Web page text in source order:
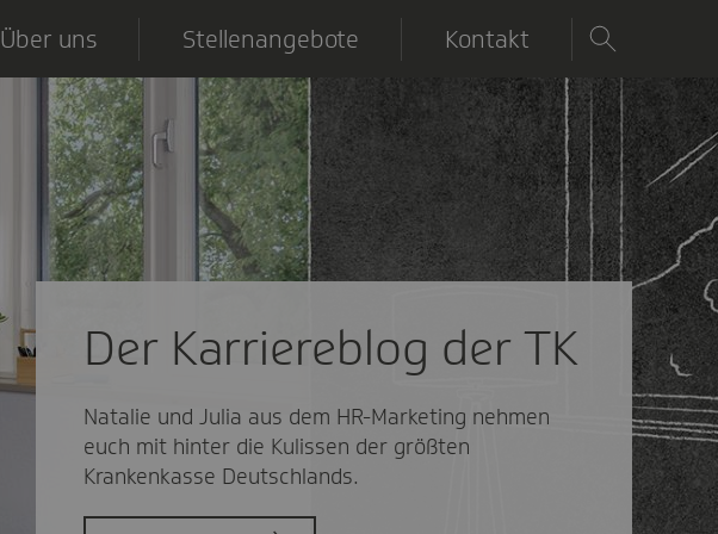
Über uns Stellenangebote Kontakt
Der Karriereblog der TK
Natalie und Julia aus dem HR-Marketing nehmen
euch mit hinter die Kulissen der größten
Krankenkasse Deutschlands.